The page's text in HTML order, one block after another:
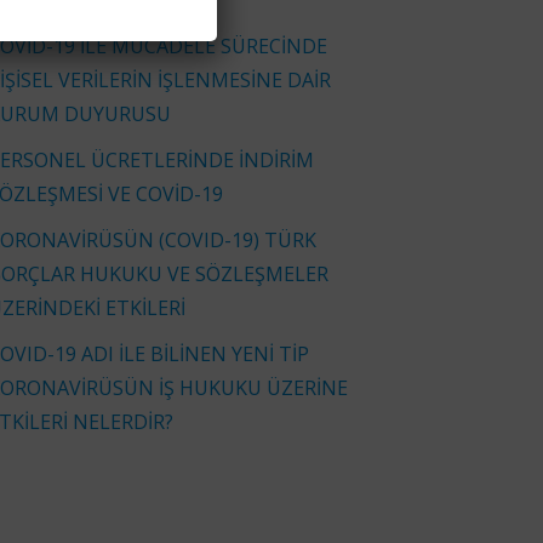
19 İLE MÜCADELE SÜRECİNDE
VERİLERİN İŞLENMESİNE DAİR
DUYURUSU
ÜCRETLERİNDE İNDİRİM
VE COVİD-19
(COVID-19) TÜRK
HUKUKU VE SÖZLEŞMELER
ETKİLERİ
19 ADI İLE BİLİNEN YENİ TİP
İŞ HUKUKU ÜZERİNE
NELERDİR?